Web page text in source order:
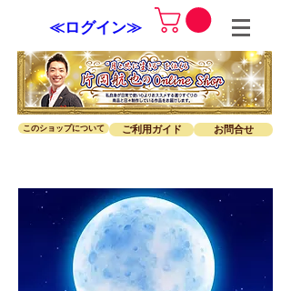
≪ログイン≫
このショップについて ご利用ガイド お問合せ